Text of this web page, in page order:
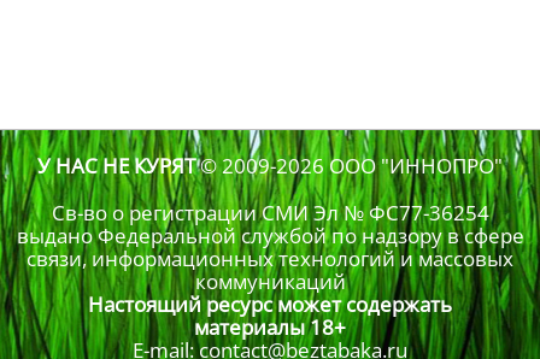
У НАС НЕ КУРЯТ© 2009-2026ООО "ИННОПРО"
Св-во о регистрации СМИ Эл № ФС77-36254
выдано Федеральной службой по надзору в сфере
связи, информационных технологий и массовых
коммуникаций
Настоящий ресурс может содержать
материалы 18+
E-mail: contact@beztabaka.ru